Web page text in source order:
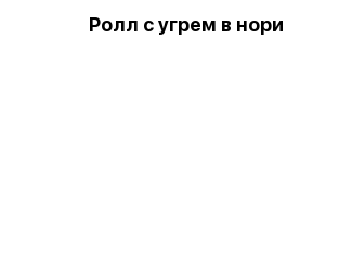
Ролл с угрем в нори